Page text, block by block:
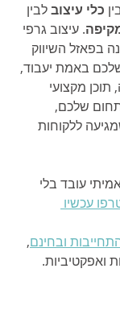
כלי עיצוב לבין
. עיצוב גרפי
בפאזל השיווק
שלכם באמת יעבוד,
מקצועי
שלכם,
ללקוחות
עובד בלי
עכשיו
ובחינם,
ואפקטיביות.